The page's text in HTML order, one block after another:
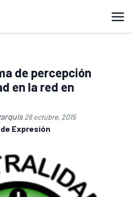
de percepción
en la red en
26 octubre, 2015
Expresión